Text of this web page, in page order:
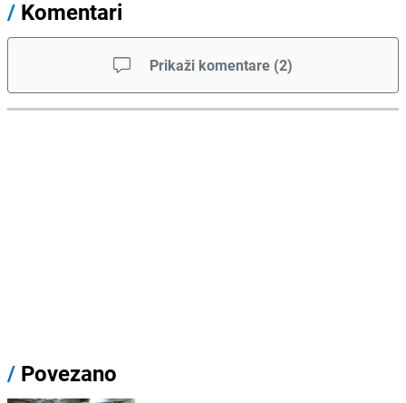
/ Komentari
Prikaži komentare (2)
/ Povezano